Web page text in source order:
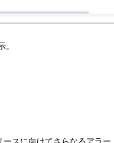
スに向けてさらなるアラー